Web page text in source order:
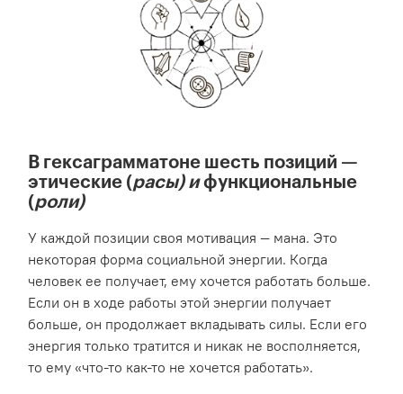
В гексаграмматоне шесть позиций —
этические (расы) ифункциональные
(роли)
У каждой позиции своя мотивация — мана. Это
некоторая форма социальной энергии. Когда
человек ее получает, ему хочется работать больше.
Если он в ходе работы этой энергии получает
больше, он продолжает вкладывать силы. Если его
энергия только тратится и никак не восполняется,
то ему «что-то как-то не хочется работать».